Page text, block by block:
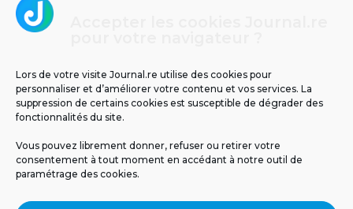
Lors de votre visite Journal.re utilise des cookies pour
personnaliser et d’améliorer votre contenu et vos services. La
suppression de certains cookies est susceptible de dégrader des
fonctionnalités du site.
Vous pouvez librement donner, refuser ou retirer votre
consentement à tout moment en accédant à notre outil de
paramétrage des cookies.
MENTIONS LÉGALES PUBLICITÉ BLOG